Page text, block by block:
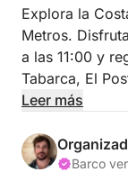
Explora la
Metros.
a las 11:00 y
Tabarca, El
disfrutar de
inolvidable en
Leer más
Barco